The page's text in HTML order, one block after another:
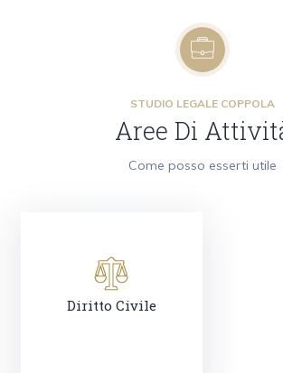
STUDIO LEGALE COPPOLA
Aree Di
Come posso esserti utile
Diritto Civile